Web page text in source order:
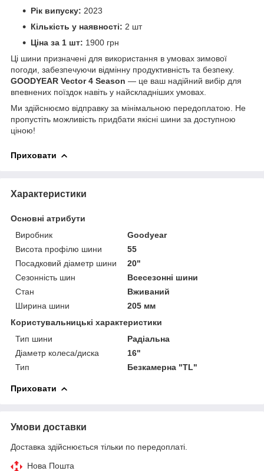
Рік випуску: 2023
Кількість у наявності: 2 шт
Ціна за 1 шт: 1900 грн
Ці шини призначені для використання в умовах зимової
погоди, забезпечуючи відмінну продуктивність та безпеку.
GOODYEAR Vector 4 Season — це ваш надійний вибір для
впевнених поїздок навіть у найскладніших умовах.
Ми здійснюємо відправку за мінімальною передоплатою. Не
пропустіть можливість придбати якісні шини за доступною
ціною!
Приховати
Характеристики
Основні атрибути
Виробник
Goodyear
Висота профілю шини
55
Посадковий діаметр шини
20"
Сезонність шин
Всесезонні шини
Стан
Вживаний
Ширина шини
205 мм
Користувальницькі характеристики
Тип шини
Радіальна
Діаметр колеса/диска
16"
Тип
Безкамерна "TL"
Приховати
Умови доставки
Доставка здійснюється тільки по передоплаті.
Нова Пошта